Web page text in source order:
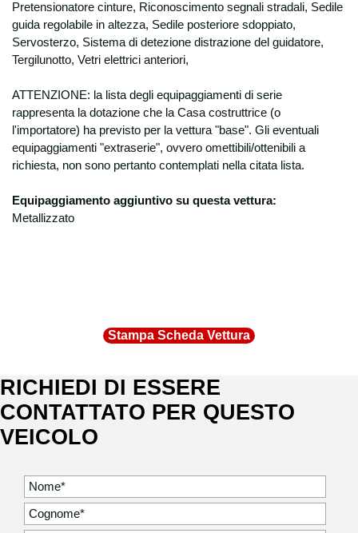
Pretensionatore cinture, Riconoscimento segnali stradali, Sedile
guida regolabile in altezza, Sedile posteriore sdoppiato,
Servosterzo, Sistema di detezione distrazione del guidatore,
Tergilunotto, Vetri elettrici anteriori,
ATTENZIONE: la lista degli equipaggiamenti di serie
rappresenta la dotazione che la Casa costruttrice (o
l'importatore) ha previsto per la vettura "base". Gli eventuali
equipaggiamenti "extraserie", ovvero omettibili/ottenibili a
richiesta, non sono pertanto contemplati nella citata lista.
Equipaggiamento aggiuntivo su questa vettura:
Metallizzato
Stampa Scheda Vettura
RICHIEDI DI ESSERE
CONTATTATO PER QUESTO
VEICOLO